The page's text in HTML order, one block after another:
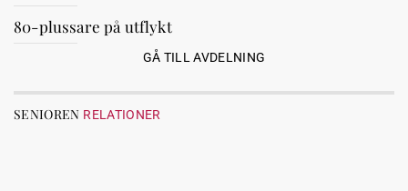
80-plussare på utflykt
GÅ TILL AVDELNING
SENIOREN RELATIONER